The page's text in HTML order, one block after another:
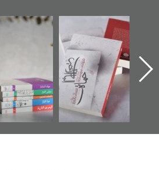
تصنيف موضوعي
للوثائق البريطانية
يقدمه «مركز أوال»
في سلسلة من 5
كتب
"مرآة البحرين"